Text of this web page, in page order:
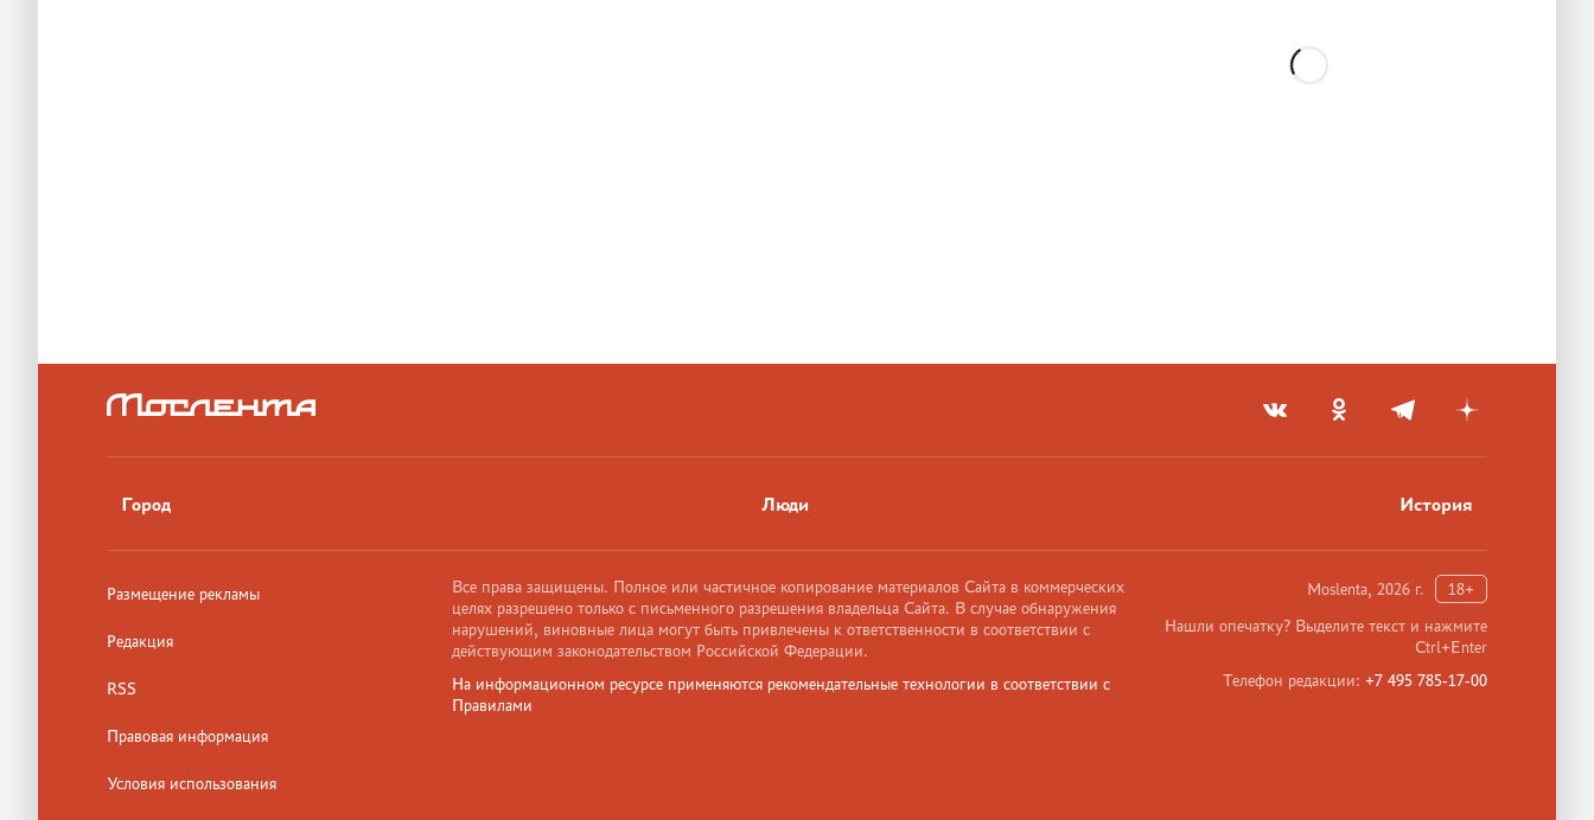
Город Люди История
Размещение рекламы
Редакция
RSS
Правовая информация
Условия использования
Moslenta, 2026 г.
18+
Нашли опечатку? Выделите текст и нажмите
Ctrl+Enter
Телефон редакции: +7 495 785-17-00
Все права защищены. Полное или частичное копирование материалов Сайта в коммерческих
целях разрешено только с письменного разрешения владельца Сайта. В случае обнаружения
нарушений, виновные лица могут быть привлечены к ответственности в соответствии с
действующим законодательством Российской Федерации.
На информационном ресурсе применяются рекомендательные технологии в соответствии с
Правилами